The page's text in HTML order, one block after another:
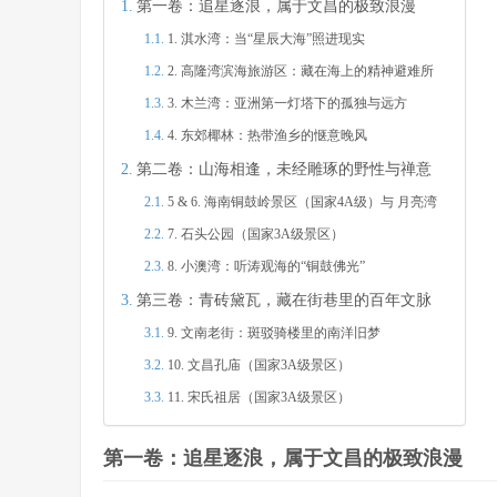
第一卷：追星逐浪，属于文昌的极致浪漫
1. 淇水湾：当“星辰大海”照进现实
2. 高隆湾滨海旅游区：藏在海上的精神避难所
3. 木兰湾：亚洲第一灯塔下的孤独与远方
4. 东郊椰林：热带渔乡的惬意晚风
第二卷：山海相逢，未经雕琢的野性与禅意
5 & 6. 海南铜鼓岭景区（国家4A级）与 月亮湾
7. 石头公园（国家3A级景区）
8. 小澳湾：听涛观海的“铜鼓佛光”
第三卷：青砖黛瓦，藏在街巷里的百年文脉
9. 文南老街：斑驳骑楼里的南洋旧梦
10. 文昌孔庙（国家3A级景区）
11. 宋氏祖居（国家3A级景区）
第一卷：追星逐浪，属于文昌的极致浪漫